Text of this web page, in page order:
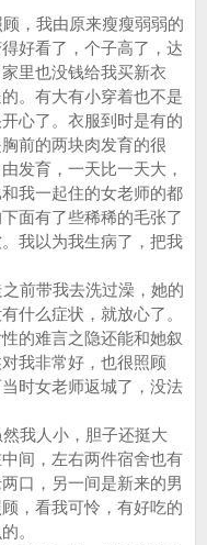
，我由原来瘦瘦弱弱的
好看了，个子高了，达
里也没钱给我买新衣
。有大有小穿着也不是
心了。衣服到时是有的
前的两块肉发育的很
发育，一天比一天大，
我一起住的女老师的都
面有了些稀稀的毛张了
我以为我生病了，把我
前带我去洗过澡，她的
什么症状，就放心了。
的难言之隐还能和她叙
我非常好，也很照顾
时女老师返城了，没法
我人小，胆子还挺大
间，左右两件宿舍也有
口，另一间是新来的男
，看我可怜，有好吃的
。